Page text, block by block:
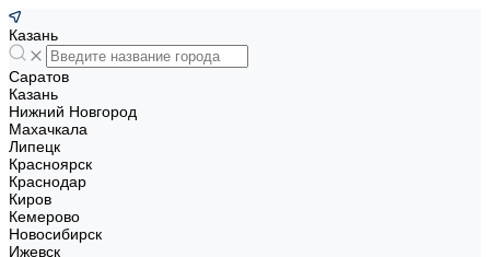
Казань
Саратов
Казань
Нижний Новгород
Махачкала
Липецк
Красноярск
Краснодар
Киров
Кемерово
Новосибирск
Ижевск